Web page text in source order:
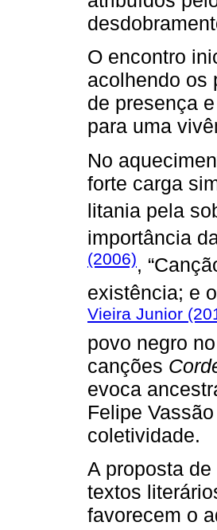
O encontro
acolhendo os
de presença
para uma
No
forte carga
litania pela
importância
(2006),
existência; e
Vieira Junior
povo negro
canções
evoca
Felipe
coletividade.
A proposta
textos
favorecem o